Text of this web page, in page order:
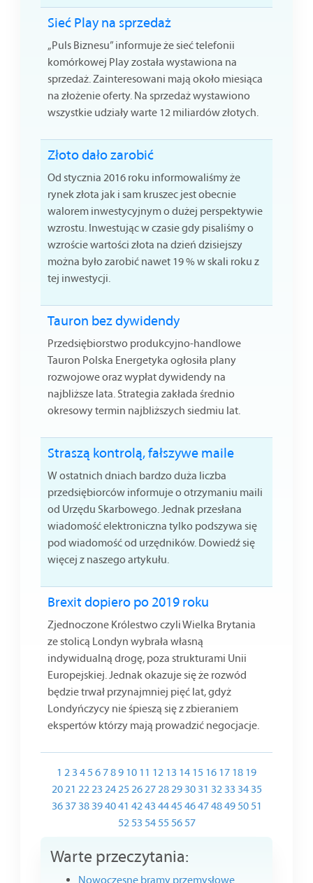
Sieć Play na sprzedaż
„Puls Biznesu” informuje że sieć telefonii
komórkowej Play została wystawiona na
sprzedaż. Zainteresowani mają około miesiąca
na złożenie oferty. Na sprzedaż wystawiono
wszystkie udziały warte 12 miliardów złotych.
Złoto dało zarobić
Od stycznia 2016 roku informowaliśmy że
rynek złota jak i sam kruszec jest obecnie
walorem inwestycyjnym o dużej perspektywie
wzrostu. Inwestując w czasie gdy pisaliśmy o
wzroście wartości złota na dzień dzisiejszy
można było zarobić nawet 19 % w skali roku z
tej inwestycji.
Tauron bez dywidendy
Przedsiębiorstwo produkcyjno-handlowe
Tauron Polska Energetyka ogłosiła plany
rozwojowe oraz wypłat dywidendy na
najbliższe lata. Strategia zakłada średnio
okresowy termin najbliższych siedmiu lat.
Straszą kontrolą, fałszywe maile
W ostatnich dniach bardzo duża liczba
przedsiębiorców informuje o otrzymaniu maili
od Urzędu Skarbowego. Jednak przesłana
wiadomość elektroniczna tylko podszywa się
pod wiadomość od urzędników. Dowiedź się
więcej z naszego artykułu.
Brexit dopiero po 2019 roku
Zjednoczone Królestwo czyli Wielka Brytania
ze stolicą Londyn wybrała własną
indywidualną drogę, poza strukturami Unii
Europejskiej. Jednak okazuje się że rozwód
będzie trwał przynajmniej pięć lat, gdyż
Londyńczycy nie śpieszą się z zbieraniem
ekspertów którzy mają prowadzić negocjacje.
1 2 3 4 5 6 789 10 11 12 13 14 15 16 17 18 19
20 21 22 23 24 25 26 27 28 29 30 31 32 33 34 35
36 37 38 394041 42 43 4445 46474849 50 51
52 53 54 55 56 57
Warte przeczytania:
Nowoczesne bramy przemysłowe